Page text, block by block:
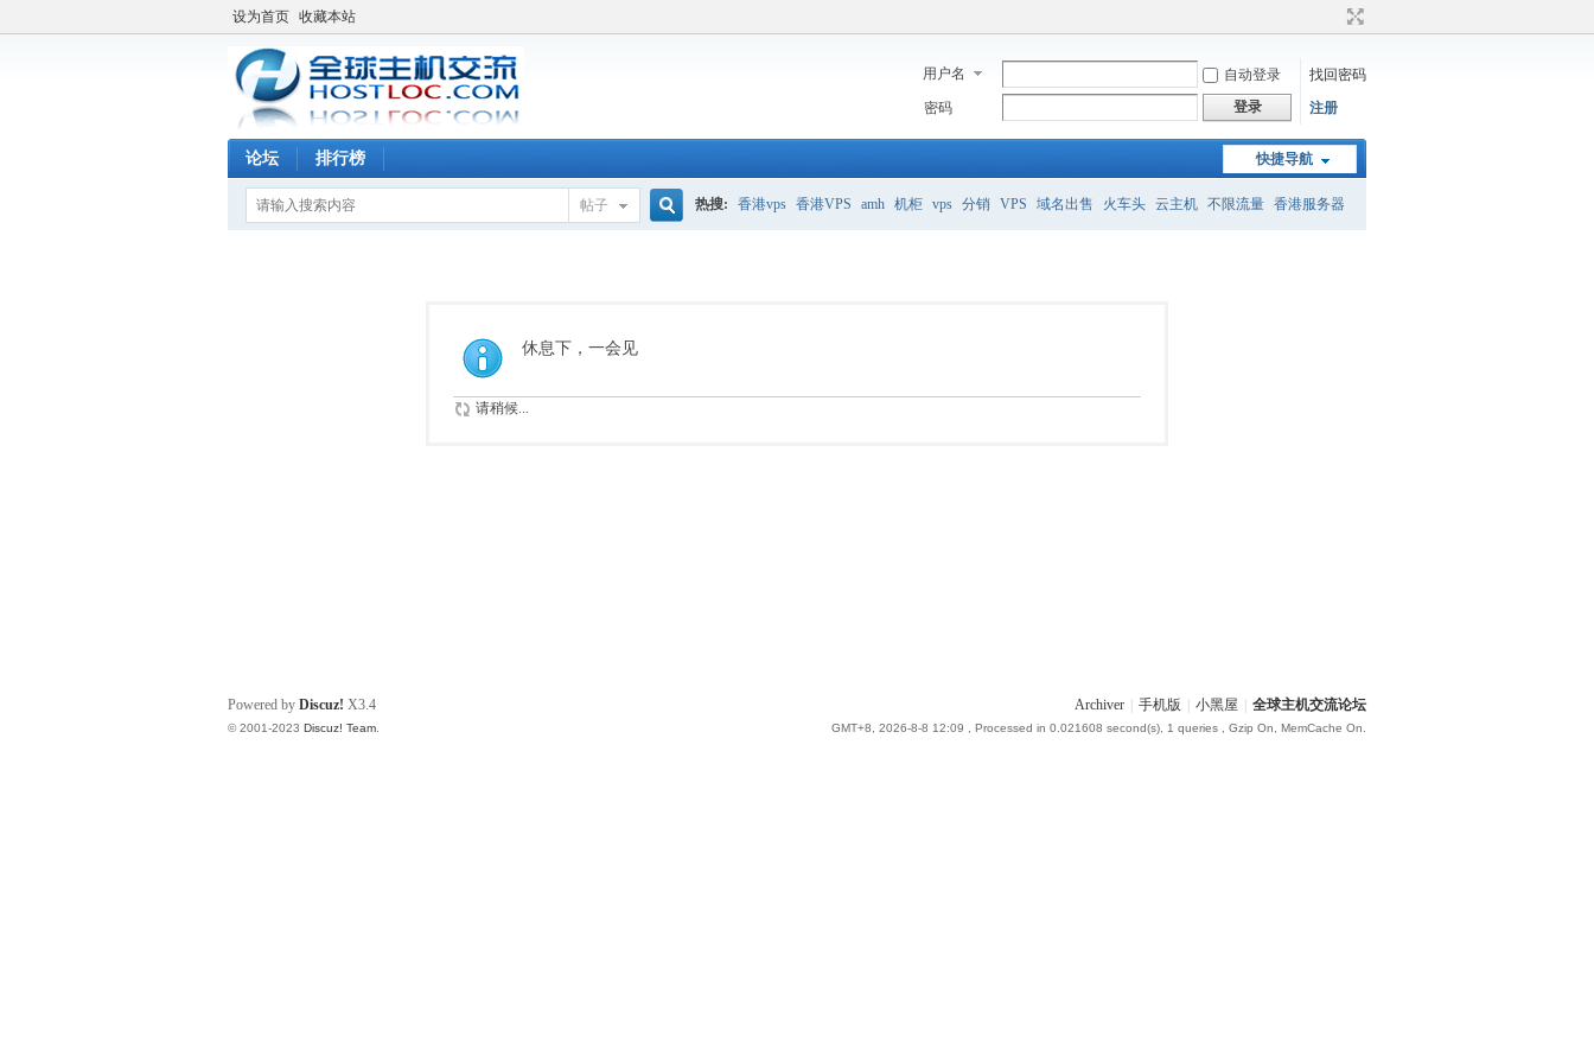
设为首页 收藏本站
用户名 自动登录
找回密码
密码
登录 注册
快捷导航
论坛 排行榜
帖子 热搜: 香港vps 香港VPS amh 机柜 vps 分销 VPS 域名出售 火车头 云主机 不限流量 香港服务器
休息下，一会见
请稍候...
Archiver 手机版 小黑屋 全球主机交流论坛
GMT+8, 2026-8-8 12:09 , Processed in 0.021608 second(s), 1 queries , Gzip On, MemCache On.
Powered by Discuz! X3.4
© 2001-2023 Discuz! Team